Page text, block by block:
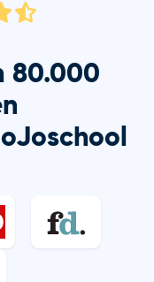
80.000